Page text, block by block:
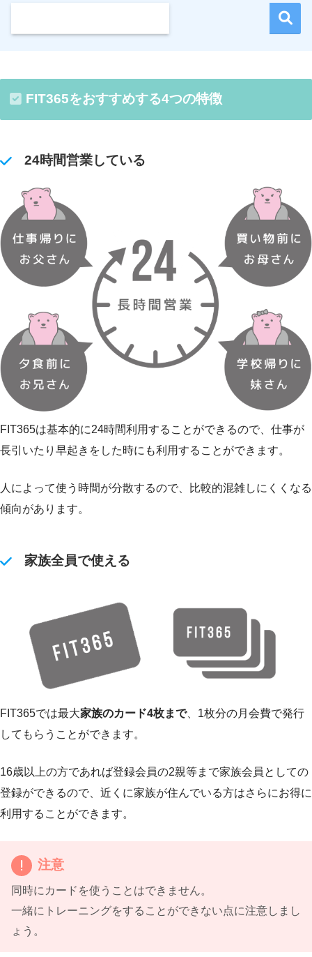
FIT365をおすすめする4つの特徴
24時間営業している
FIT365は基本的に24時間利用することができるので、仕事が
長引いたり早起きをした時にも利用することができます。
人によって使う時間が分散するので、比較的混雑しにくくなる
傾向があります。
家族全員で使える
FIT365では最大家族のカード4枚まで、1枚分の月会費で発行
してもらうことができます。
16歳以上の方であれば登録会員の2親等まで家族会員としての
登録ができるので、近くに家族が住んでいる方はさらにお得に
利用することができます。
注意
同時にカードを使うことはできません。
一緒にトレーニングをすることができない点に注意しまし
ょう。